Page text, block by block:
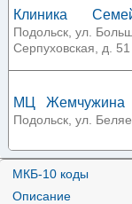
Клиника
Подольске
Подольск, ул.
Серпуховская, д. 51
МЦ Жемчужина
на Беляевской
Подольск, ул.
МЦ Жемчужина
на Горького
Подольск, мкр.
МКБ-10 коды
Описание